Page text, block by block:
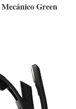
Green